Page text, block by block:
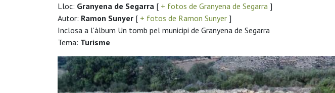
Lloc: Granyena de Segarra [ + fotos de Granyena de Segarra ]
Autor: Ramon Sunyer [ + fotos de Ramon Sunyer ]
Inclosa a l'àlbum Un tomb pel municipi de Granyena de Segarra
Tema: Turisme